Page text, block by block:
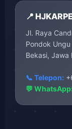
📍
Jl. Raya
Pondok
Bekasi, Jawa
📞 Telepon:
💬 WhatsApp: